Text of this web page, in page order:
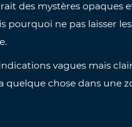
des mystères opaques
pourquoi ne pas laisser
vagues mais
quelque chose dans une